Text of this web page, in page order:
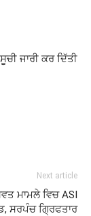
ਜਾਰੀ ਕਰ ਦਿੱਤੀ
Next article
ਮਾਮਲੇ ਵਿਚ ASI
ਸਰਪੰਚ ਗ੍ਰਿਫਤਾਰ